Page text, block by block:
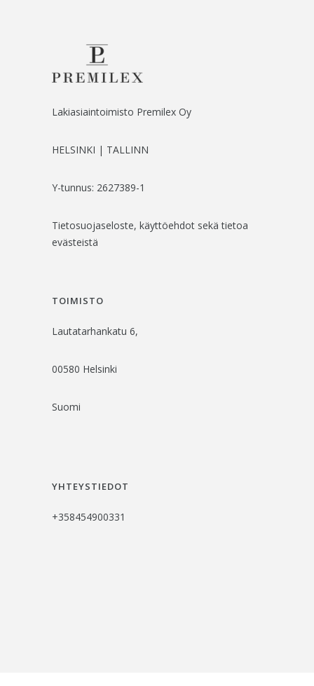
Lakiasiaintoimisto Premilex Oy
HELSINKI | TALLINN
Y-tunnus: 2627389-1
Tietosuojaseloste, käyttöehdot sekä tietoa
evästeistä
TOIMISTO
Lautatarhankatu 6,
00580 Helsinki
Suomi
YHTEYSTIEDOT
+358454900331